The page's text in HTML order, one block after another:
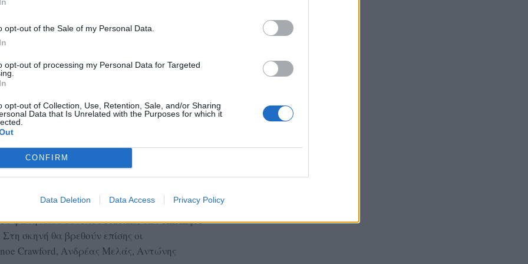
opt-out of the Sale of my Personal Data.
opt-out of processing my Personal Data for Targeted
opt-out of Collection, Use, Retention, Sale, and/or Sharing
Data that Is Unrelated with the Purposes for which it
CONFIRM
Data Deletion Data Access Privacy Policy
του φεστιβάλ
εκδηλώσεις μεταφέρονται στα Τσαμάκια.
εργαστήριο μουσικού τσίρκου και
για παιδιά και ενήλικες, ενώ στις
με τη συμμετοχή της Polyphonica
φωνητικού συνόλου Fractals, των KEKEÇA
σκηνή θα βρεθούν επίσης οι
Crawford, Ανδρέας Μελάς, Αντώνης